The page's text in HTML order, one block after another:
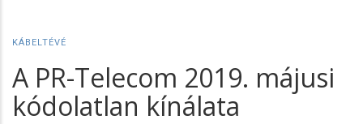
KÁBELTÉVÉ
A PR-Telecom 2019. májusi
kódolatlan kínálata